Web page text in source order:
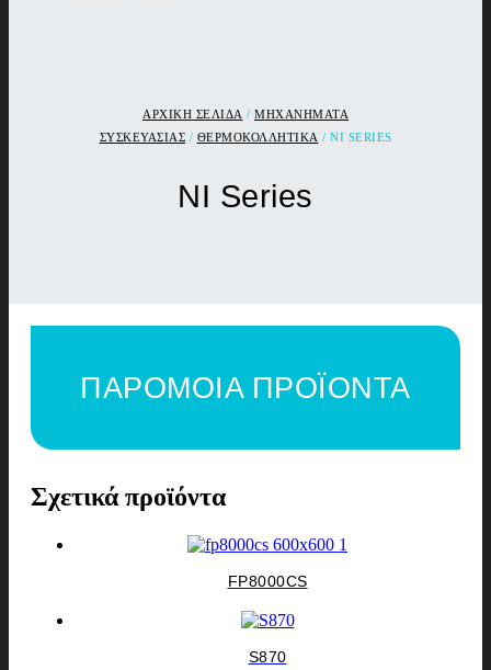
ΑΡΧΙΚΉ ΣΕΛΊΔΑ / ΜΗΧΑΝΗΜΑΤΑ
ΣΥΣΚΕΥΑΣΙΑΣ / ΘΕΡΜΟΚΟΛΛΗΤΙΚΑ / NI SERIES
NI Series
ΠΑΡΟΜΟΙΑ ΠΡΟΪΟΝΤΑ
Σχετικά προϊόντα
FP8000CS
S870